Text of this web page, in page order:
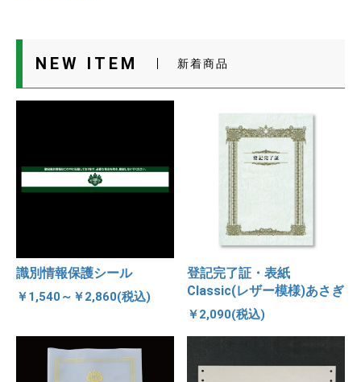
NEW ITEM 新着商品
識別情報保護シール
￥1,540～￥2,860(税込)
登記完了証・表紙
Classic(レザー模様)あさぎ
￥2,090(税込)